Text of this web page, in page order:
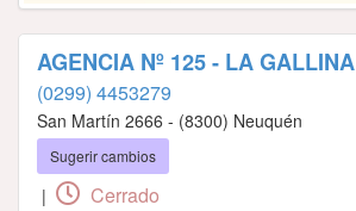
AGENCIA Nº 125 - LA GALLINA
(0299) 4453279
San Martín 2666 - (8300) Neuquén
Sugerir cambios
| Cerrado